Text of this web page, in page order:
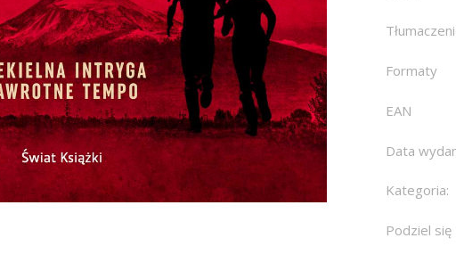
Formaty
EAN
Data
Kategoria:
Podziel się